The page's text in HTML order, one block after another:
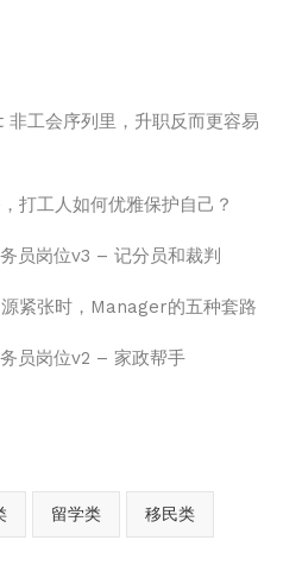
工会序列里，升职反而更容易
打工人如何优雅保护自己？
员岗位v3 – 记分员和裁判
紧张时，Manager的五种套路
员岗位v2 – 家政帮手
留学类 移民类